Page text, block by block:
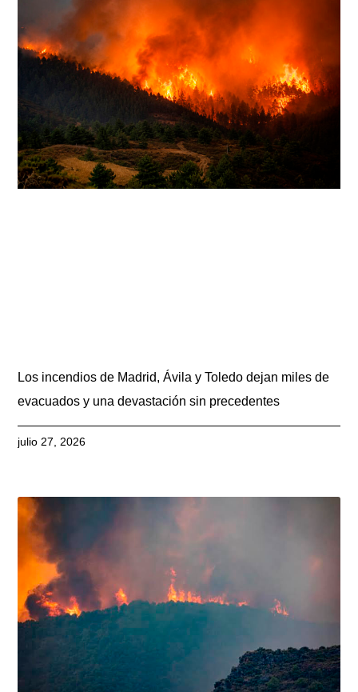
Los incendios de Madrid, Ávila y Toledo dejan miles de
evacuados y una devastación sin precedentes
julio 27, 2026